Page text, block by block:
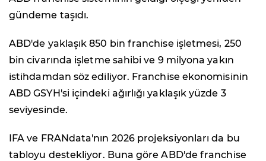
gündeme taşıdı.
ABD'de yaklaşık 850 bin franchise işletmesi, 250
bin civarında işletme sahibi ve 9 milyona yakın
istihdamdan söz ediliyor. Franchise ekonomisinin
ABD GSYH'si içindeki ağırlığı yaklaşık yüzde 3
seviyesinde.
IFA ve FRANdata'nın 2026 projeksiyonları da bu
tabloyu destekliyor. Buna göre ABD'de franchise